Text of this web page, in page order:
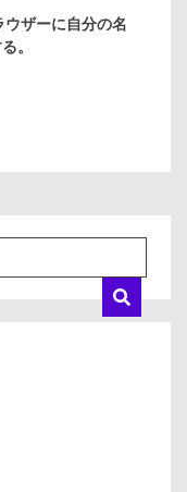
ザーに自分の名
。